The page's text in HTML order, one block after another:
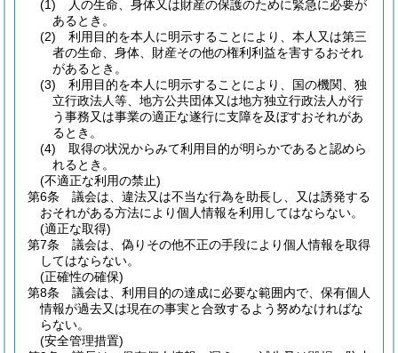
(1)
人の生命、身体又は財産の保護のために緊急に必要が
あるとき。
(2)
利用目的を本人に明示することにより、本人又は第三
者の生命、身体、財産その他の権利利益を害するおそれ
があるとき。
(3)
利用目的を本人に明示することにより、国の機関、独
立行政法人等、地方公共団体又は地方独立行政法人が行
う事務又は事業の適正な遂行に支障を及ぼすおそれがあ
るとき。
(4)
取得の状況からみて利用目的が明らかであると認めら
れるとき。
(不適正な利用の禁止)
第6条
議会は、違法又は不当な行為を助長し、又は誘発する
おそれがある方法により個人情報を利用してはならない。
(適正な取得)
第7条
議会は、偽りその他不正の手段により個人情報を取得
してはならない。
(正確性の確保)
第8条
議会は、利用目的の達成に必要な範囲内で、保有個人
情報が過去又は現在の事実と合致するよう努めなければな
らない。
(安全管理措置)